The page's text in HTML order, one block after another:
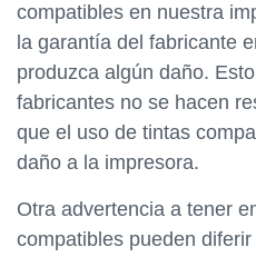
compatibles en nuestra
la garantía del fabricante
produzca algún daño.
fabricantes no se hacen
que el uso de tintas
daño a la impresora.
Otra advertencia a tener
compatibles pueden